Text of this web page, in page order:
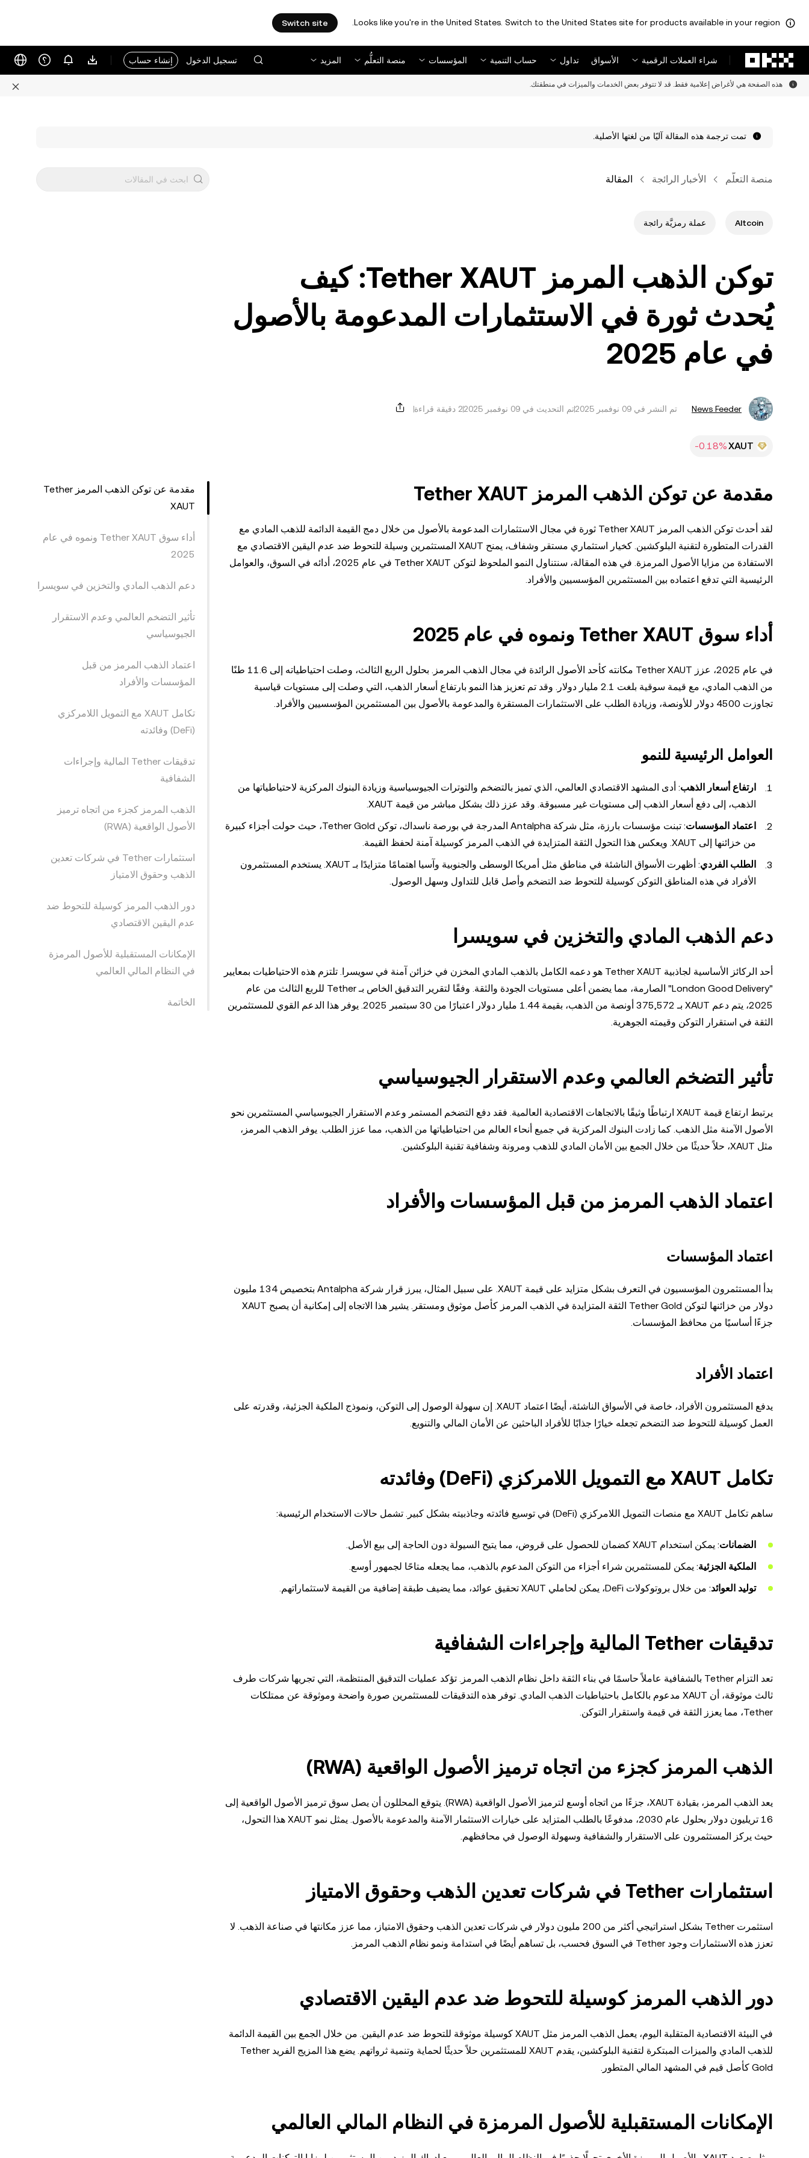
Looks like you're in the United States. Switch to the United States site for products available in your region.
Switch site
شراء العملات الرقمية
الأسواق تداول حساب التنمية المؤسسات منصة التعلُّم المزيد تسجيل الدخول إنشاء حساب
هذه الصفحة هي لأغراض إعلامية فقط. قد لا تتوفر بعض الخدمات والميزات في منطقتك.
تمت ترجمة هذه المقالة آليًا من لغتها الأصلية.
منصة التعلُّم الأخبار الرائجة المقالة
Altcoin عملة رمزيَّة رائجة
توكن الذهب المرمز Tether XAUT: كيف
يُحدث ثورة في الاستثمارات المدعومة بالأصول
في عام 2025
News Feeder تم النشر في تم التحديث في ‏09 نوفمبر 2025 2 دقيقة قراءة
XAUT
مقدمة عن توكن الذهب المرمز Tether XAUT
لقد أحدث توكن الذهب المرمز Tether XAUT ثورة في مجال الاستثمارات المدعومة بالأصول من خلال دمج القيمة الدائمة للذهب المادي مع
القدرات المتطورة لتقنية البلوكشين. كخيار استثماري مستقر وشفاف، يمنح XAUT المستثمرين وسيلة للتحوط ضد عدم اليقين الاقتصادي مع
الاستفادة من مزايا الأصول المرمزة. في هذه المقالة، سنتناول النمو الملحوظ لتوكن Tether XAUT في عام 2025، أدائه في السوق، والعوامل
الرئيسية التي تدفع اعتماده بين المستثمرين المؤسسيين والأفراد.
أداء سوق Tether XAUT ونموه في عام 2025
في عام 2025، عزز Tether XAUT مكانته كأحد الأصول الرائدة في مجال الذهب المرمز. بحلول الربع الثالث، وصلت احتياطياته إلى 11.6 طنًا
من الذهب المادي، مع قيمة سوقية بلغت 2.1 مليار دولار. وقد تم تعزيز هذا النمو بارتفاع أسعار الذهب، التي وصلت إلى مستويات قياسية
تجاوزت 4500 دولار للأونصة، وزيادة الطلب على الاستثمارات المستقرة والمدعومة بالأصول بين المستثمرين المؤسسيين والأفراد.
العوامل الرئيسية للنمو
ارتفاع أسعار الذهب: أدى المشهد الاقتصادي العالمي، الذي تميز بالتضخم والتوترات الجيوسياسية وزيادة البنوك المركزية لاحتياطياتها من
الذهب، إلى دفع أسعار الذهب إلى مستويات غير مسبوقة. وقد عزز ذلك بشكل مباشر من قيمة XAUT.
اعتماد المؤسسات
: تبنت مؤسسات بارزة، مثل شركة Antalpha المدرجة في بورصة ناسداك، توكن Tether Gold، حيث حولت أجزاء كبيرة
من خزائنها إلى XAUT. ويعكس هذا التحول الثقة المتزايدة في الذهب المرمز كوسيلة آمنة لحفظ القيمة.
الطلب الفردي
: أظهرت الأسواق الناشئة في مناطق مثل أمريكا الوسطى والجنوبية وآسيا اهتمامًا متزايدًا بـ XAUT. يستخدم المستثمرون
الأفراد في هذه المناطق التوكن كوسيلة للتحوط ضد التضخم وأصل قابل للتداول وسهل الوصول.
دعم الذهب المادي والتخزين في سويسرا
أحد الركائز الأساسية لجاذبية Tether XAUT هو دعمه الكامل بالذهب المادي المخزن في خزائن آمنة في سويسرا. تلتزم هذه الاحتياطيات بمعايير
"London Good Delivery" الصارمة، مما يضمن أعلى مستويات الجودة والثقة. وفقًا لتقرير التدقيق الخاص بـ Tether للربع الثالث من عام
2025، يتم دعم XAUT بـ 375,572 أونصة من الذهب، بقيمة 1.44 مليار دولار اعتبارًا من 30 سبتمبر 2025. يوفر هذا الدعم القوي للمستثمرين
الثقة في استقرار التوكن وقيمته الجوهرية.
تأثير التضخم العالمي وعدم الاستقرار الجيوسياسي
يرتبط ارتفاع قيمة XAUT ارتباطًا وثيقًا بالاتجاهات الاقتصادية العالمية. فقد دفع التضخم المستمر وعدم الاستقرار الجيوسياسي المستثمرين نحو
الأصول الآمنة مثل الذهب. كما زادت البنوك المركزية في جميع أنحاء العالم من احتياطياتها من الذهب، مما عزز الطلب. يوفر الذهب المرمز،
مثل XAUT، حلاً حديثًا من خلال الجمع بين الأمان المادي للذهب ومرونة وشفافية تقنية البلوكشين.
اعتماد الذهب المرمز من قبل المؤسسات والأفراد
اعتماد المؤسسات
بدأ المستثمرون المؤسسيون في التعرف بشكل متزايد على قيمة XAUT. على سبيل المثال، يبرز قرار شركة Antalpha بتخصيص 134 مليون
دولار من خزائنها لتوكن Tether Gold الثقة المتزايدة في الذهب المرمز كأصل موثوق ومستقر. يشير هذا الاتجاه إلى إمكانية أن يصبح XAUT
جزءًا أساسيًا من محافظ المؤسسات.
اعتماد الأفراد
يدفع المستثمرون الأفراد، خاصة في الأسواق الناشئة، أيضًا اعتماد XAUT. إن سهولة الوصول إلى التوكن، ونموذج الملكية الجزئية، وقدرته على
العمل كوسيلة للتحوط ضد التضخم تجعله خيارًا جذابًا للأفراد الباحثين عن الأمان المالي والتنويع.
تكامل XAUT مع التمويل اللامركزي (DeFi) وفائدته
ساهم تكامل XAUT مع منصات التمويل اللامركزي (DeFi) في توسيع فائدته وجاذبيته بشكل كبير. تشمل حالات الاستخدام الرئيسية:
الضمانات: يمكن استخدام XAUT كضمان للحصول على قروض، مما يتيح السيولة دون الحاجة إلى بيع الأصل.
الملكية الجزئية: يمكن للمستثمرين شراء أجزاء من التوكن المدعوم بالذهب، مما يجعله متاحًا لجمهور أوسع.
توليد العوائد: من خلال بروتوكولات DeFi، يمكن لحاملي XAUT تحقيق عوائد، مما يضيف طبقة إضافية من القيمة لاستثماراتهم.
تدقيقات Tether المالية وإجراءات الشفافية
تعد التزام Tether بالشفافية عاملاً حاسمًا في بناء الثقة داخل نظام الذهب المرمز. تؤكد عمليات التدقيق المنتظمة، التي تجريها شركات طرف
ثالث موثوقة، أن XAUT مدعوم بالكامل باحتياطيات الذهب المادي. توفر هذه التدقيقات للمستثمرين صورة واضحة وموثوقة عن ممتلكات
Tether، مما يعزز الثقة في قيمة واستقرار التوكن.
الذهب المرمز كجزء من اتجاه ترميز الأصول الواقعية (RWA)
يعد الذهب المرمز، بقيادة XAUT، جزءًا من اتجاه أوسع لترميز الأصول الواقعية (RWA). يتوقع المحللون أن يصل سوق ترميز الأصول الواقعية إلى
16 تريليون دولار بحلول عام 2030، مدفوعًا بالطلب المتزايد على خيارات الاستثمار الآمنة والمدعومة بالأصول. يمثل نمو XAUT هذا التحول،
حيث يركز المستثمرون على الاستقرار والشفافية وسهولة الوصول في محافظهم.
استثمارات Tether في شركات تعدين الذهب وحقوق الامتياز
استثمرت Tether بشكل استراتيجي أكثر من 200 مليون دولار في شركات تعدين الذهب وحقوق الامتياز، مما عزز مكانتها في صناعة الذهب. لا
تعزز هذه الاستثمارات وجود Tether في السوق فحسب، بل تساهم أيضًا في استدامة ونمو نظام الذهب المرمز.
دور الذهب المرمز كوسيلة للتحوط ضد عدم اليقين الاقتصادي
في البيئة الاقتصادية المتقلبة اليوم، يعمل الذهب المرمز مثل XAUT كوسيلة موثوقة للتحوط ضد عدم اليقين. من خلال الجمع بين القيمة الدائمة
للذهب المادي والميزات المبتكرة لتقنية البلوكشين، يقدم XAUT للمستثمرين حلاً حديثًا لحماية وتنمية ثرواتهم. يضع هذا المزيج الفريد Tether
Gold كأصل قيم في المشهد المالي المتطور.
الإمكانات المستقبلية للأصول المرمزة في النظام المالي العالمي
مقدمة عن توكن الذهب المرمز Tether
XAUT
أداء سوق Tether XAUT ونموه في عام
2025
دعم الذهب المادي والتخزين في سويسرا
تأثير التضخم العالمي وعدم الاستقرار
الجيوسياسي
اعتماد الذهب المرمز من قبل
المؤسسات والأفراد
تكامل XAUT مع التمويل اللامركزي
(DeFi) وفائدته
تدقيقات Tether المالية وإجراءات
الشفافية
الذهب المرمز كجزء من اتجاه ترميز
الأصول الواقعية (RWA)
استثمارات Tether في شركات تعدين
الذهب وحقوق الامتياز
دور الذهب المرمز كوسيلة للتحوط ضد
عدم اليقين الاقتصادي
الإمكانات المستقبلية للأصول المرمزة
في النظام المالي العالمي
الخاتمة